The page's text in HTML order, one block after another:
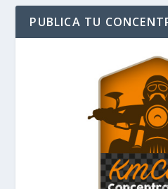
PUBLICA TU